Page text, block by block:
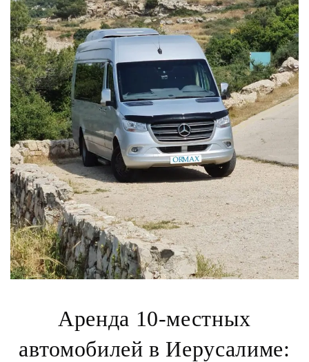
Аренда 10-местных
автомобилей в Иерусалиме: